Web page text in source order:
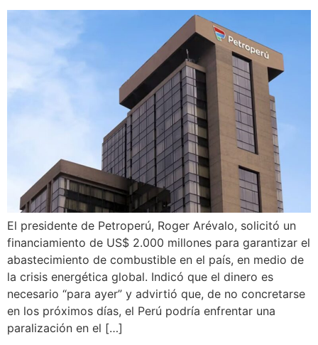
El presidente de Petroperú, Roger Arévalo, solicitó un
financiamiento de US$ 2.000 millones para garantizar el
abastecimiento de combustible en el país, en medio de
la crisis energética global. Indicó que el dinero es
necesario “para ayer” y advirtió que, de no concretarse
en los próximos días, el Perú podría enfrentar una
paralización en el […]